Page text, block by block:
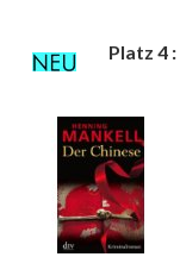
Platz 4 :